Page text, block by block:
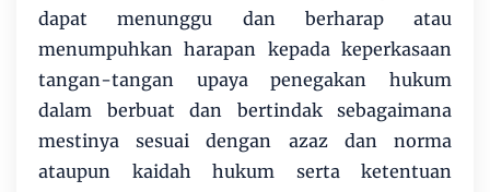
dapat menunggu dan berharap atau
menumpuhkan harapan kepada keperkasaan
tangan-tangan upaya penegakan hukum
dalam berbuat dan bertindak sebagaimana
mestinya sesuai dengan azaz dan norma
ataupun kaidah hukum serta ketentuan